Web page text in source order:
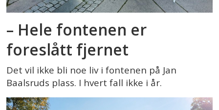
– Hele fontenen er
foreslått fjernet
Det vil ikke bli noe liv i fontenen på Jan
Baalsruds plass. I hvert fall ikke i år.